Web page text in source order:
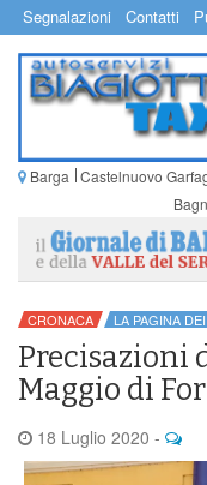
Segnalazioni Contatti
Barga Castelnuovo
CRONACA LA PAGINA
Precisazioni
Maggio di
18 Luglio 2020 -